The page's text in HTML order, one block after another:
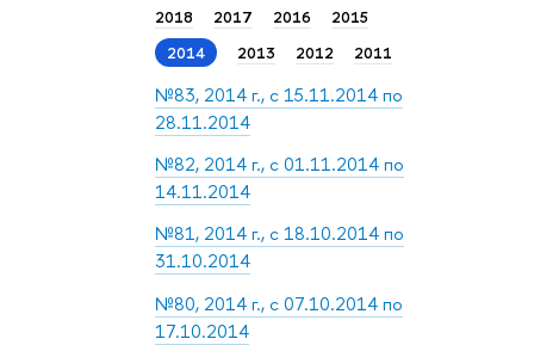
2018 2017 2016
2015
2014
2013 2012 2011
№83, 2014 г., с 15.11.2014 по
28.11.2014
№82, 2014 г., с 01.11.2014 по
14.11.2014
№81, 2014 г., с 18.10.2014 по
31.10.2014
№80, 2014 г., с 07.10.2014 по
17.10.2014